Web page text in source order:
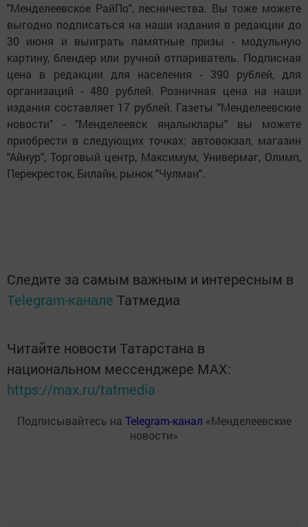
"Менделеевское РайПо", лесничества. Вы тоже можете
выгодно подписаться на наши издания в редакции до
30 июня и выиграть памятные призы - модульную
картину, блендер или ручной отпариватель. Подписная
цена в редакции для населения - 390 рублей, для
организаций - 480 рублей. Розничная цена на наши
издания составляет 17 рублей. Газеты "Менделеевские
новости" - "Менделеевск яңалыклары" вы можете
приобрести в следующих точках: автовокзал, магазин
"Айнур", Торговый центр, Максимум, Универмаг, Олимп,
Перекресток, Билайн, рынок "Чулман".
Следите за самым важным и интересным в
Telegram-канале Татмедиа
Читайте новости Татарстана в
национальном мессенджере MАХ:
https://max.ru/tatmedia
Подписывайтесь на Telegram-канал «Менделеевские
новости»